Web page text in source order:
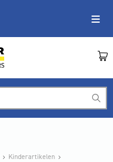
Kinderartikelen